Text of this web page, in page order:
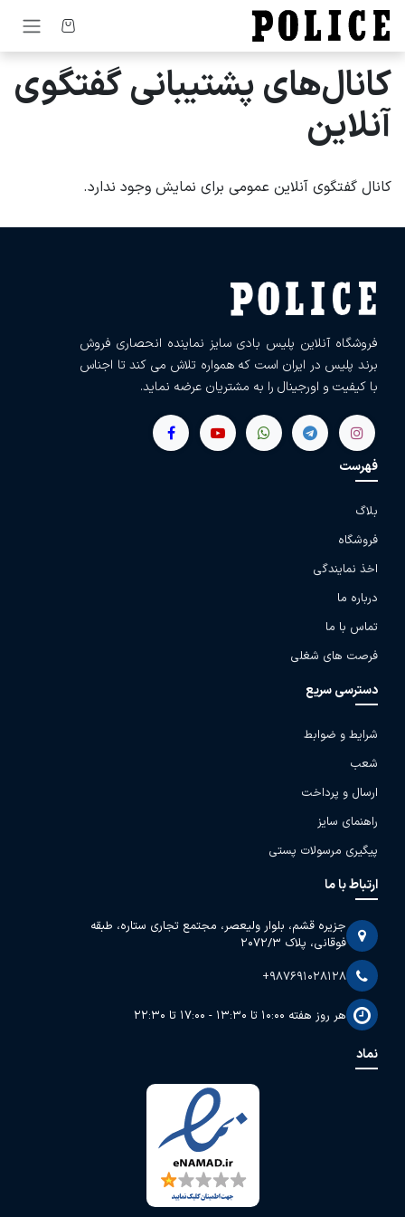
صرف نظر و مشاهده محتوا
کانال‌های پشتیبانی گفتگوی
آنلاین
کانال گفتگوی آنلاین عمومی برای نمایش وجود ندارد.
فروشگاه آنلاین پلیس بادی سایز نماینده انحصاری فروش
برند پلیس در ایران است که همواره تلاش می کند تا اجناس
با کیفیت و اورجینال را به مشتریان عرضه نماید.
فهرست
بلاگ
فروشگاه
اخذ نمایندگی
درباره ما
تماس با ما
فرصت های شغلی
دسترسی سریع
شرایط و ضوابط
شعب
ارسال و پرداخت
راهنمای سایز
پیگیری مرسولات پستی
ارتباط با ما
جزیره قشم، بلوار ولیعصر، مجتمع تجاری ستاره، طبقه
فوقانی، پلاک 2072/3
+987691028128
هر روز هفته 10:00 تا 13:30 - 17:00 تا 22:30
نماد